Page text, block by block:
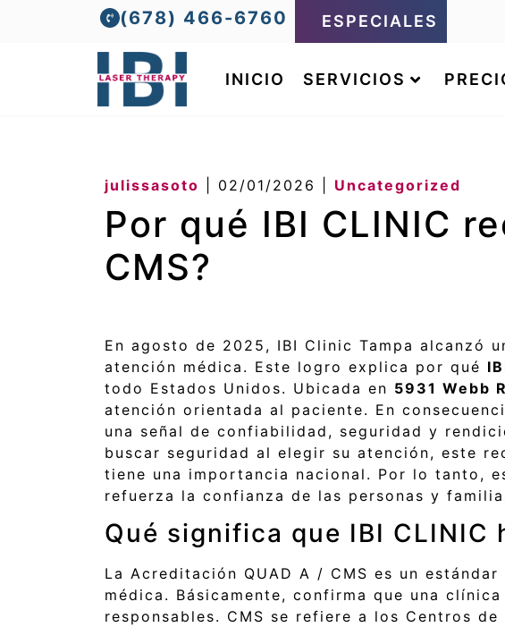
(678) 466-6760 ESPECIALES
INICIO SERVICIOS
julissasoto 02/01/2026 Uncategorized
Por qué IBI CLINIC
CMS?
En agosto de 2025, IBI Clinic Tampa alcanzó
atención médica. Este logro explica por qué
todo Estados Unidos. Ubicada en 5931 Webb
atención orientada al paciente. En
una señal de confiabilidad, seguridad y
buscar seguridad al elegir su atención, este
tiene una importancia nacional. Por lo tanto,
refuerza la confianza de las personas y
Qué significa que IBI
La Acreditación QUAD A / CMS es un
médica. Básicamente, confirma que una
responsables. CMS se refiere a los Centros